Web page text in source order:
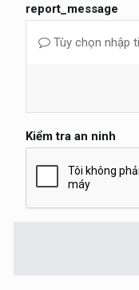
report_message
Tùy chọn nhập
Kiểm tra an ninh